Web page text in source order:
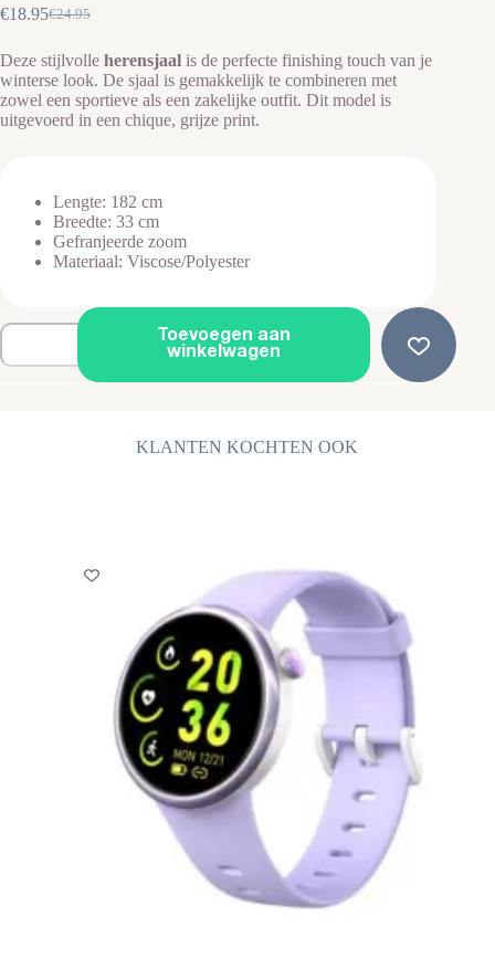
€24.95
Oorspronkelijke
was:
€24.95.
€18.95Huidige
is:
€18.95.
Deze stijlvolle herensjaal is de perfecte finishing touch van je
winterse look. De sjaal is gemakkelijk te combineren met
zowel een sportieve als een zakelijke outfit. Dit model is
uitgevoerd in een chique, grijze print.
Lengte: 182 cm
Breedte: 33 cm
Gefranjeerde zoom
Materiaal: Viscose/Polyester
Sjaal
-
Toevoegen aan
winkelwagen
KLANTEN KOCHTEN OOK